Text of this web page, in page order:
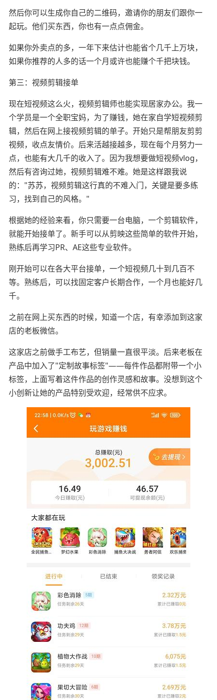
然后你可以生成你自己的二维码，邀请你的朋友们跟你一
起玩。他们买东西，你也有一点点佣金。
如果你外卖点的多，一年下来估计也能省个几千上万块，
如果你推荐的人多的话一个月或许也能赚个千把块钱。
第三：视频剪辑接单
现在短视频这么火，视频剪辑师也能实现居家办公。我一
个学员是一个全职宝妈，为了赚钱，她在家自学短视频剪
辑，然后在网上接视频剪辑的单子。开始只是帮朋友剪剪
视频，收点友情价。后来活越接越多，现在每个月努力一
点，也能有大几千的收入了。因为我想要做短视频vlog，
然后有咨询过她，视频剪辑难不难。她是这样跟我说
的："苏苏，视频剪辑这行真的不难入门，关键是要多练
习，找到自己的风格。"
根据她的经验来看，你只需要一台电脑，一个剪辑软件，
就能开始接单了。新手可以从剪映这些简单的软件开始，
熟练后再学习PR、AE这些专业软件。
刚开始可以在各大平台接单，一个短视频几十到几百不
等。熟练后，可以找固定客户长期合作，一个月也能好几
千。
之前在网上买东西的时候，知道一个店，有幸添加到这家
店的老板微信。
这家店之前做手工布艺，但销量一直很平淡。后来老板在
产品中加入了"定制故事标签"——每件作品都附带一个小
标签，上面写着这件作品的创作灵感和故事。没想到这个
小创新让她的产品特别受欢迎，经常供不应求。